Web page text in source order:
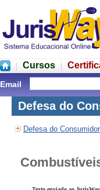
Cursos
Email
Defesa do
Defesa do Consumidor